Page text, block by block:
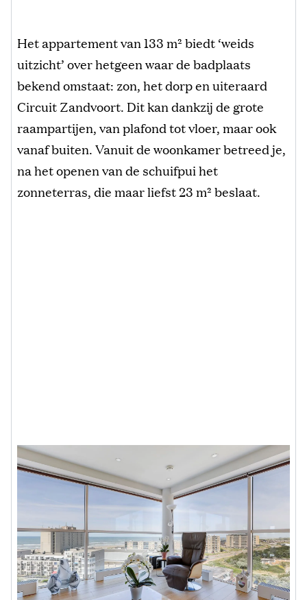
Het appartement van 133 m² biedt ‘weids
uitzicht’ over hetgeen waar de badplaats
bekend omstaat: zon, het dorp en uiteraard
Circuit Zandvoort. Dit kan dankzij de grote
raampartijen, van plafond tot vloer, maar ook
vanaf buiten. Vanuit de woonkamer betreed je,
na het openen van de schuifpui het
zonneterras, die maar liefst 23 m² beslaat.